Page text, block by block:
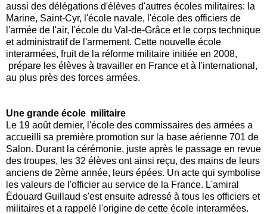
aussi des délégations d'élèves d'autres écoles militaires: la
Marine, Saint-Cyr, l'école navale, l'école des officiers de
l'armée de l'air, l'école du Val-de-Grâce et le corps technique
et administratif de l'armement. Cette nouvelle école
interarmées, fruit de la réforme militaire initiée en 2008,
prépare les élèves à travailler en France et à l'international,
au plus près des forces armées.
Une grande école militaire
Le 19 août dernier, l'école des commissaires des armées a
accueilli sa première promotion sur la base aérienne 701 de
Salon. Durant la cérémonie, juste après le passage en revue
des troupes, les 32 élèves ont ainsi reçu, des mains de leurs
anciens de 2ème année, leurs épées. Un acte qui symbolise
les valeurs de l'officier au service de la France. L'amiral
Édouard Guillaud s'est ensuite adressé à tous les officiers et
militaires et a rappelé l'origine de cette école interarmées.